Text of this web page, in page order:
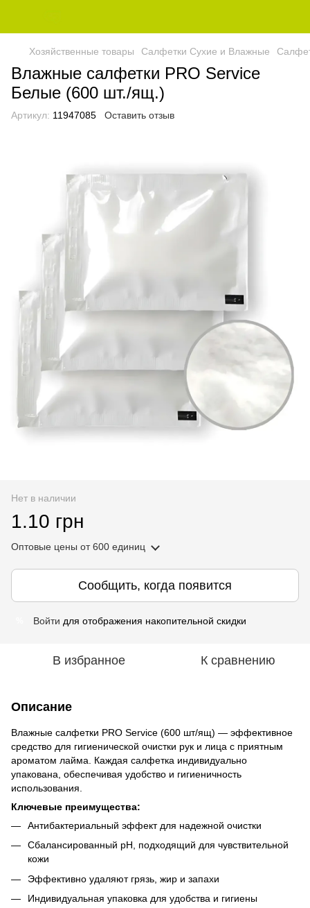
Хозяйственные товары Салфетки Сухие и Влажные
Влажные салфетки PRO Service
Белые (600 шт./ящ.)
Артикул: 11947085 Оставить отзыв
Нет в наличии
1.10 грн
Оптовые цены от 600 единиц
Сообщить, когда появится
Войти для отображения накопительной скидки
В избранное К сравнению
Описание
Влажные салфетки PRO Service (600 шт/ящ) — эффективное
средство для гигиенической очистки рук и лица с приятным
ароматом лайма. Каждая салфетка индивидуально
упакована, обеспечивая удобство и гигиеничность
использования.
Ключевые преимущества:
Антибактериальный эффект для надежной очистки
Сбалансированный pH, подходящий для чувствительной
кожи
Эффективно удаляют грязь, жир и запахи
Индивидуальная упаковка для удобства и гигиены